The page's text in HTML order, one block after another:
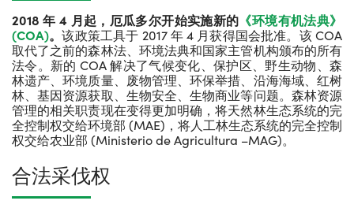
2018 年 4 月起，厄瓜多尔开始实施新的 《环境有机法典》
(COA)。该政策工具于 2017 年 4 月获得国会批准。该 COA
取代了之前的森林法、环境法典和国家主管机构颁布的所有
法令。新的 COA 解决了气候变化、保护区、野生动物、森
林遗产、环境质量、废物管理、环保举措、沿海海域、红树
林、基因资源获取、生物安全、生物商业等问题。森林资源
管理的相关职责现在变得更加明确，将天然林生态系统的完
全控制权交给环境部 (MAE)，将人工林生态系统的完全控制
权交给农业部 (Ministerio de Agricultura –MAG)。
合法采伐权